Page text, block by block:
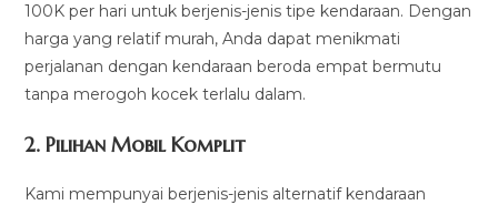
100K per hari untuk berjenis-jenis tipe kendaraan. Dengan
harga yang relatif murah, Anda dapat menikmati
perjalanan dengan kendaraan beroda empat bermutu
tanpa merogoh kocek terlalu dalam.
2. Pilihan Mobil Komplit
Kami mempunyai berjenis-jenis alternatif kendaraan